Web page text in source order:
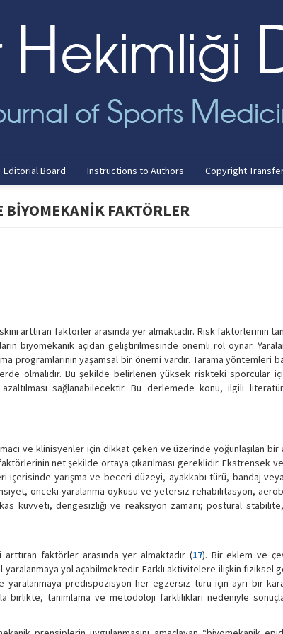
Editorial Board Instructions to Authors Copyright
FAKTÖRLER
arttıran faktörler arasında yer almaktadır. Risk faktörlerinin
biyomekanik açıdan geliştirilmesinde önemli rol oynar.
programlarının yaşamsal bir önemi vardır. Tarama yöntemleri
olmalıdır. Bu şekilde belirlenen yüksek riskteki sporcular
sağlanabilecektir. Bu derlemede konu, ilgili
ve klinisyenler için dikkat çeken ve üzerinde yoğunlaşılan bir
net şekilde ortaya çıkarılması gereklidir. Ekstrensek
içerisinde yarışma ve beceri düzeyi, ayakkabı türü, bandaj
önceki yaralanma öyküsü ve yetersiz rehabilitasyon,
kuvveti, dengesizliği ve reaksiyon zamanı; postüral
faktörler arasında yer almaktadır (17). Bir eklem ve
yol açabilmektedir. Farklı aktivitelere ilişkin fiziksel
predispozisyon her egzersiz türü için ayrı bir
birlikte, tanımlama ve metodoloji farklılıkları nedeniyle